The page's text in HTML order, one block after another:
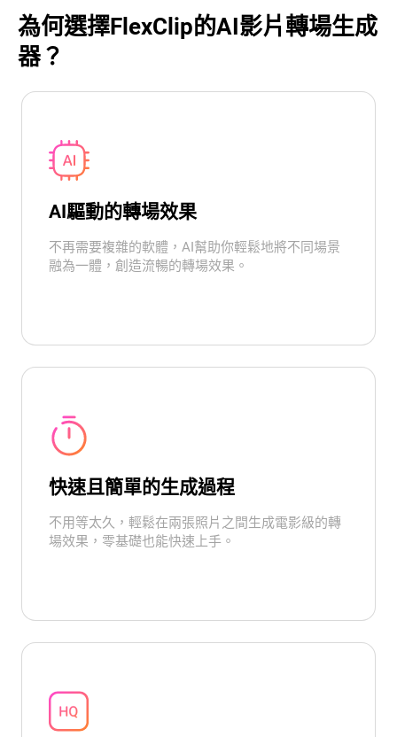
為何選擇FlexClip的AI影片轉場生成
器？
AI驅動的轉場效果
不再需要複雜的軟體，AI幫助你輕鬆地將不同場景
融為一體，創造流暢的轉場效果。
快速且簡單的生成過程
不用等太久，輕鬆在兩張照片之間生成電影級的轉
場效果，零基礎也能快速上手。